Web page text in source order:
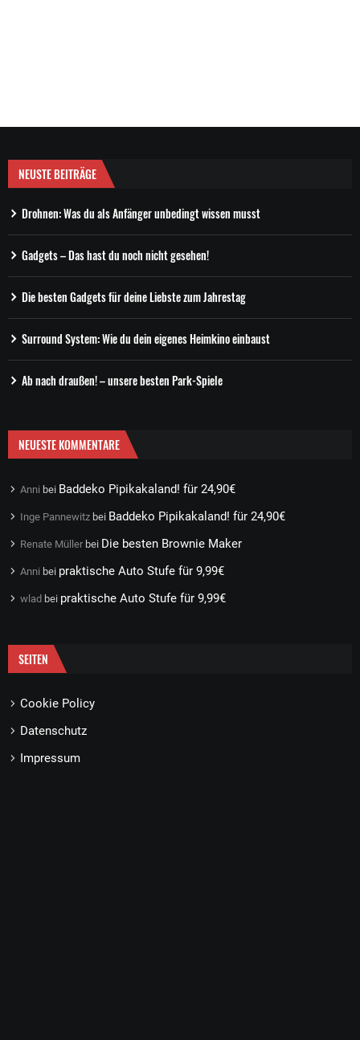
NEUSTE BEITRÄGE
Drohnen: Was du als Anfänger unbedingt wissen musst
Gadgets – Das hast du noch nicht gesehen!
Die besten Gadgets für deine Liebste zum Jahrestag
Surround System: Wie du dein eigenes Heimkino einbaust
Ab nach draußen! – unsere besten Park-Spiele
NEUESTE KOMMENTARE
Anni bei Baddeko Pipikakaland! für 24,90€
Inge Pannewitz bei Baddeko Pipikakaland! für 24,90€
Renate Müller bei Die besten Brownie Maker
Anni bei praktische Auto Stufe für 9,99€
wlad bei praktische Auto Stufe für 9,99€
SEITEN
Cookie Policy
Datenschutz
Impressum